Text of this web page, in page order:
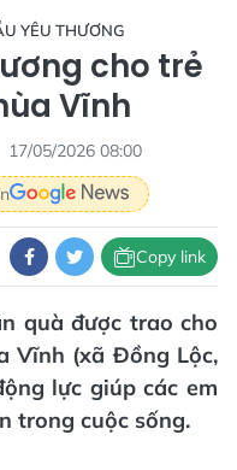
YÊU THƯƠNG
cho trẻ
Vĩnh
17/05/2026 08:00
Copy link
quà được trao cho
Vĩnh (xã Đồng Lộc,
lực giúp các em
trong cuộc sống.